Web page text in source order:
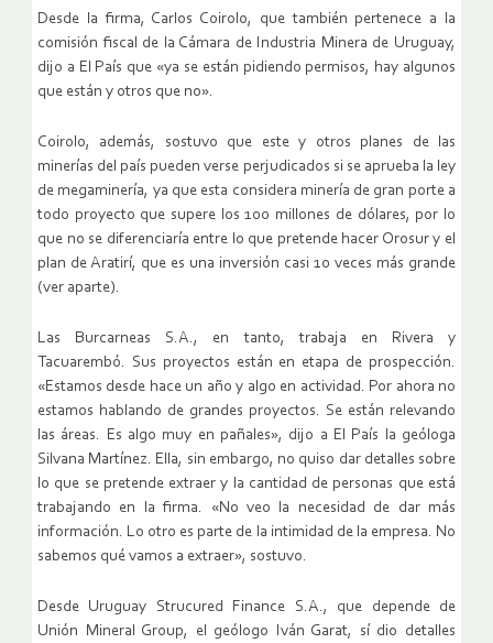
Desde la firma, Carlos Coirolo, que también pertenece a la
comisión fiscal de la Cámara de Industria Minera de Uruguay,
dijo a El País que «ya se están pidiendo permisos, hay algunos
que están y otros que no».
Coirolo, además, sostuvo que este y otros planes de las
minerías del país pueden verse perjudicados si se aprueba la ley
de megaminería, ya que esta considera minería de gran porte a
todo proyecto que supere los 100 millones de dólares, por lo
que no se diferenciaría entre lo que pretende hacer Orosur y el
plan de Aratirí, que es una inversión casi 10 veces más grande
(ver aparte).
Las Burcarneas S.A., en tanto, trabaja en Rivera y
Tacuarembó. Sus proyectos están en etapa de prospección.
«Estamos desde hace un año y algo en actividad. Por ahora no
estamos hablando de grandes proyectos. Se están relevando
las áreas. Es algo muy en pañales», dijo a El País la geóloga
Silvana Martínez. Ella, sin embargo, no quiso dar detalles sobre
lo que se pretende extraer y la cantidad de personas que está
trabajando en la firma. «No veo la necesidad de dar más
información. Lo otro es parte de la intimidad de la empresa. No
sabemos qué vamos a extraer», sostuvo.
Desde Uruguay Strucured Finance S.A., que depende de
Unión Mineral Group, el geólogo Iván Garat, sí dio detalles